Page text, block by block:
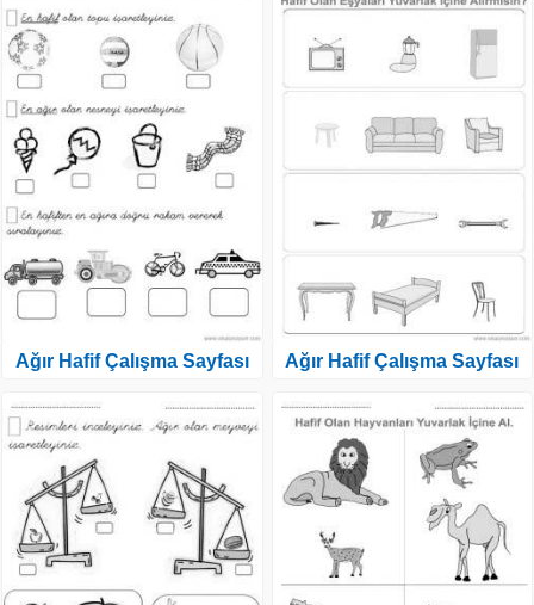
Ağır Hafif Çalışma Sayfası Ağır Hafif Çalışma Sayfası